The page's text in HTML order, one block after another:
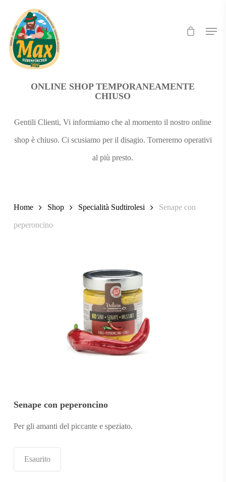
main
content
Menu
ONLINE SHOP TEMPORANEAMENTE
CHIUSO
Gentili Clienti, Vi informiamo che al momento il nostro online
shop è chiuso. Ci scusiamo per il disagio. Torneremo operativi
al più presto.
Home Shop Specialità Sudtirolesi Senape con
peperoncino
Senape con peperoncino
Per gli amanti del piccante e speziato.
Esaurito